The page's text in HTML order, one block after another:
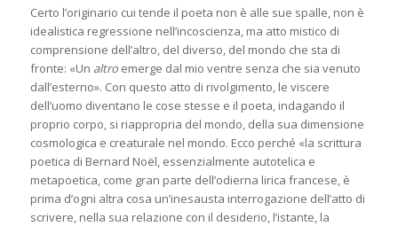
Certo l’originario cui tende il poeta non è alle sue spalle, non è
idealistica regressione nell’incoscienza, ma atto mistico di
comprensione dell’altro, del diverso, del mondo che sta di
fronte: «Un altroemerge dal mio ventre senza che sia venuto
dall’esterno». Con questo atto di rivolgimento, le viscere
dell’uomo diventano le cose stesse e il poeta, indagando il
proprio corpo, si riappropria del mondo, della sua dimensione
cosmologica e creaturale nel mondo. Ecco perché «la scrittura
poetica di Bernard Noël, essenzialmente autotelica e
metapoetica, come gran parte dell’odierna lirica francese, è
prima d’ogni altra cosa un’inesausta interrogazione dell’atto di
scrivere, nella sua relazione con il desiderio, l’istante, la